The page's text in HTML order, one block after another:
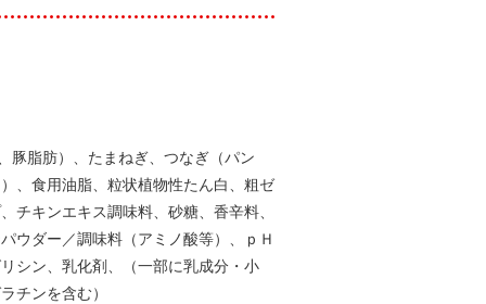
豚脂肪）、たまねぎ、つなぎ（パン
、食用油脂、粒状植物性たん白、粗ゼ
チキンエキス調味料、砂糖、香辛料、
ウダー／調味料（アミノ酸等）、ｐＨ
シン、乳化剤、（一部に乳成分・小
チンを含む）